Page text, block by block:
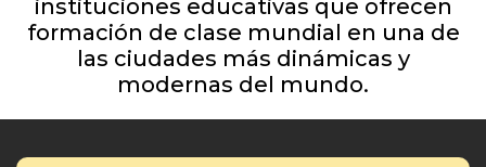
instituciones educativas que ofrecen
formación de clase mundial en una de
las ciudades más dinámicas y
modernas del mundo.